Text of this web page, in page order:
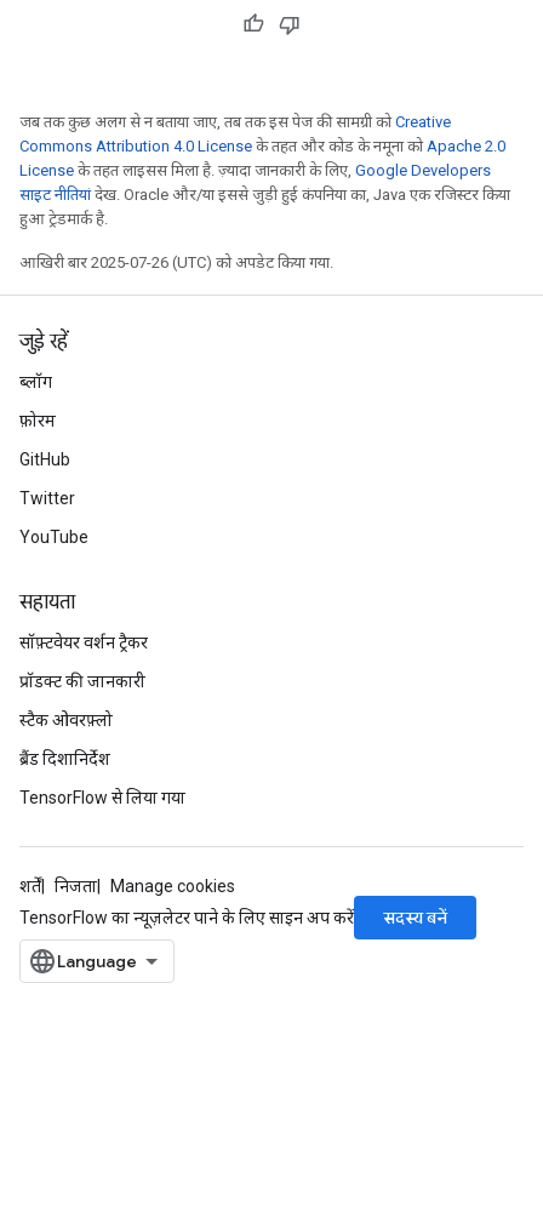
जब तक कुछ अलग से न बताया जाए, तब तक इस पेज की सामग्री कोCreative
Commons Attribution 4.0 License के तहत और कोड के नमूनों कोApache 2.0
License के तहत लाइसेंस मिला है. ज़्यादा जानकारी के लिए, Google Developers
साइट नीतियांदेखें. Oracle और/या इससे जुड़ी हुई कंपनियों का, Java एक रजिस्टर किया
हुआ ट्रेडमार्क है.
आखिरी बार 2025-07-26 (UTC) को अपडेट किया गया.
जुड़े रहें
ब्लॉग
फ़ोरम
GitHub
Twitter
YouTube
सहायता
सॉफ़्टवेयर वर्शन ट्रैकर
प्रॉडक्ट की जानकारी
स्टैक ओवरफ़्लो
ब्रैंड दिशानिर्देश
TensorFlow से लिया गया
शर्तें निजता
Manage cookies
TensorFlow का न्यूज़लेटर पाने के लिए साइन अप करें
सदस्य बनें